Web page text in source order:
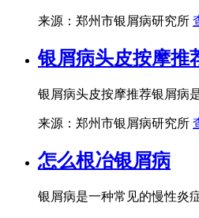
来源：郑州市银屑病研究所
银屑病头皮按摩推
银屑病头皮按摩推荐银屑病
来源：郑州市银屑病研究所
怎么根冶银屑病
银屑病是一种常见的慢性炎